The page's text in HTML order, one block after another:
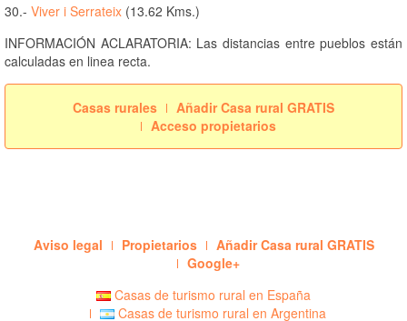
30.- Viver i Serrateix (13.62 Kms.)
INFORMACIÓN ACLARATORIA: Las distancias entre pueblos están
calculadas en linea recta.
Casas rurales
Añadir Casa rural GRATIS
Acceso propietarios
Aviso legal Propietarios
Añadir Casa rural GRATIS
Google+
Casas de turismo rural en España
Casas de turismo rural en Argentina